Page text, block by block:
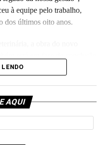
à equipe pelo trabalho,
dos últimos oito anos.
AQUI